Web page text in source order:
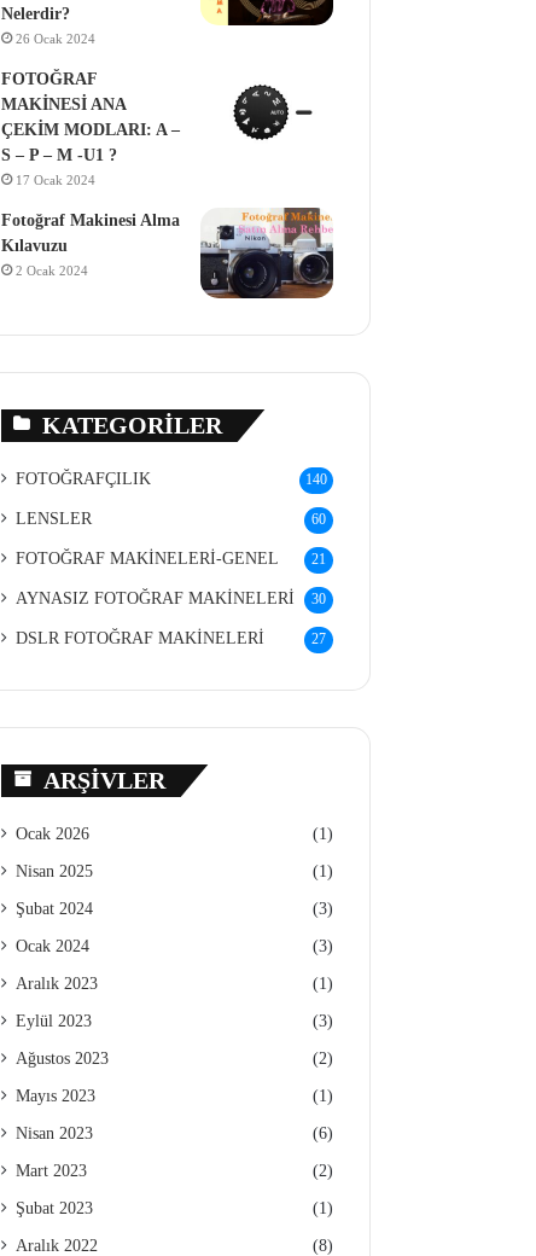
Nelerdir?
26 Ocak 2024
FOTOĞRAF
MAKİNESİ ANA
ÇEKİM MODLARI: A –
S – P – M -U1 ?
17 Ocak 2024
Fotoğraf Makinesi Alma
Kılavuzu
2 Ocak 2024
KATEGORILER
FOTOĞRAFÇILIK 140
LENSLER 60
FOTOĞRAF MAKİNELERİ-GENEL 21
AYNASIZ FOTOĞRAF MAKİNELERİ 30
DSLR FOTOĞRAF MAKİNELERİ 27
ARŞIVLER
Ocak 2026 (1)
Nisan 2025 (1)
Şubat 2024 (3)
Ocak 2024 (3)
Aralık 2023 (1)
Eylül 2023 (3)
Ağustos 2023 (2)
Mayıs 2023 (1)
Nisan 2023 (6)
Mart 2023 (2)
Şubat 2023 (1)
Aralık 2022 (8)